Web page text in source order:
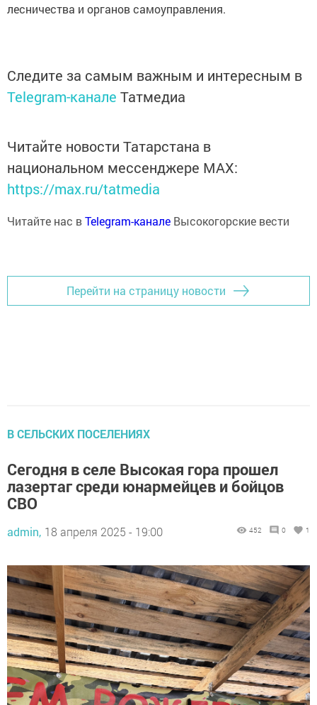
лесничества и органов самоуправления.
Следите за самым важным и интересным в
Telegram-канале Татмедиа
Читайте новости Татарстана в
национальном мессенджере MАХ:
https://max.ru/tatmedia
Читайте нас вTelegram-канале Высокогорские вести
Перейти на страницу новости
В СЕЛЬСКИХ ПОСЕЛЕНИЯХ
Сегодня в селе Высокая гора прошел
лазертаг среди юнармейцев и бойцов
СВО
admin, 18 апреля 2025 - 19:00 452 0 1